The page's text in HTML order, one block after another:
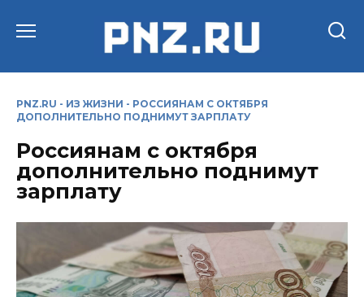
PNZ.RU - ИЗ ЖИЗНИ - РОССИЯНАМ С ОКТЯБРЯ
ДОПОЛНИТЕЛЬНО ПОДНИМУТ ЗАРПЛАТУ
Россиянам с октября
дополнительно поднимут
зарплату